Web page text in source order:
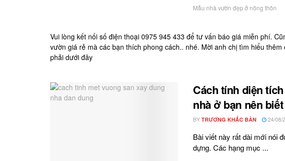
Mẫu nhà vườn đẹp ở nông thôn
Vui lòng kết nối số điện thoại 0975 945 433 để tư vấn báo giá miễn phí.
vườn giá rẻ mà các bạn thích phong cách.. nhé. Mời anh chị tìm hiểu
phải dưới đây
Cách tính diện
nhà ở bạn nên biết
BY TRƯƠNG KHẮC BẢN 24/08/
Bài viết này rất dài mới nói
dựng. Các hạng mục ...